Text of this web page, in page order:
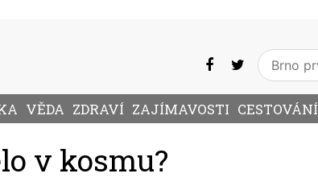
VĚDA ZDRAVÍ ZAJÍMAVOSTI CESTOVÁNÍ
v kosmu?